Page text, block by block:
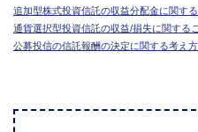
追加型株式投資信託の収益分配金に関す
通貨選択型投資信託の収益/損失に関する
公募投信の信託報酬の決定に関する考え